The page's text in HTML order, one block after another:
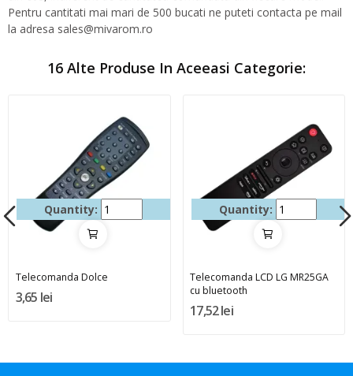
Pentru cantitati mai mari de 500 bucati ne puteti contacta pe mail
la adresa sales@mivarom.ro
16 Alte Produse In Aceeasi Categorie:
Quantity:
Telecomanda Dolce
3,65 lei
Quantity:
Telecomanda LCD LG MR25GA
cu bluetooth
17,52 lei